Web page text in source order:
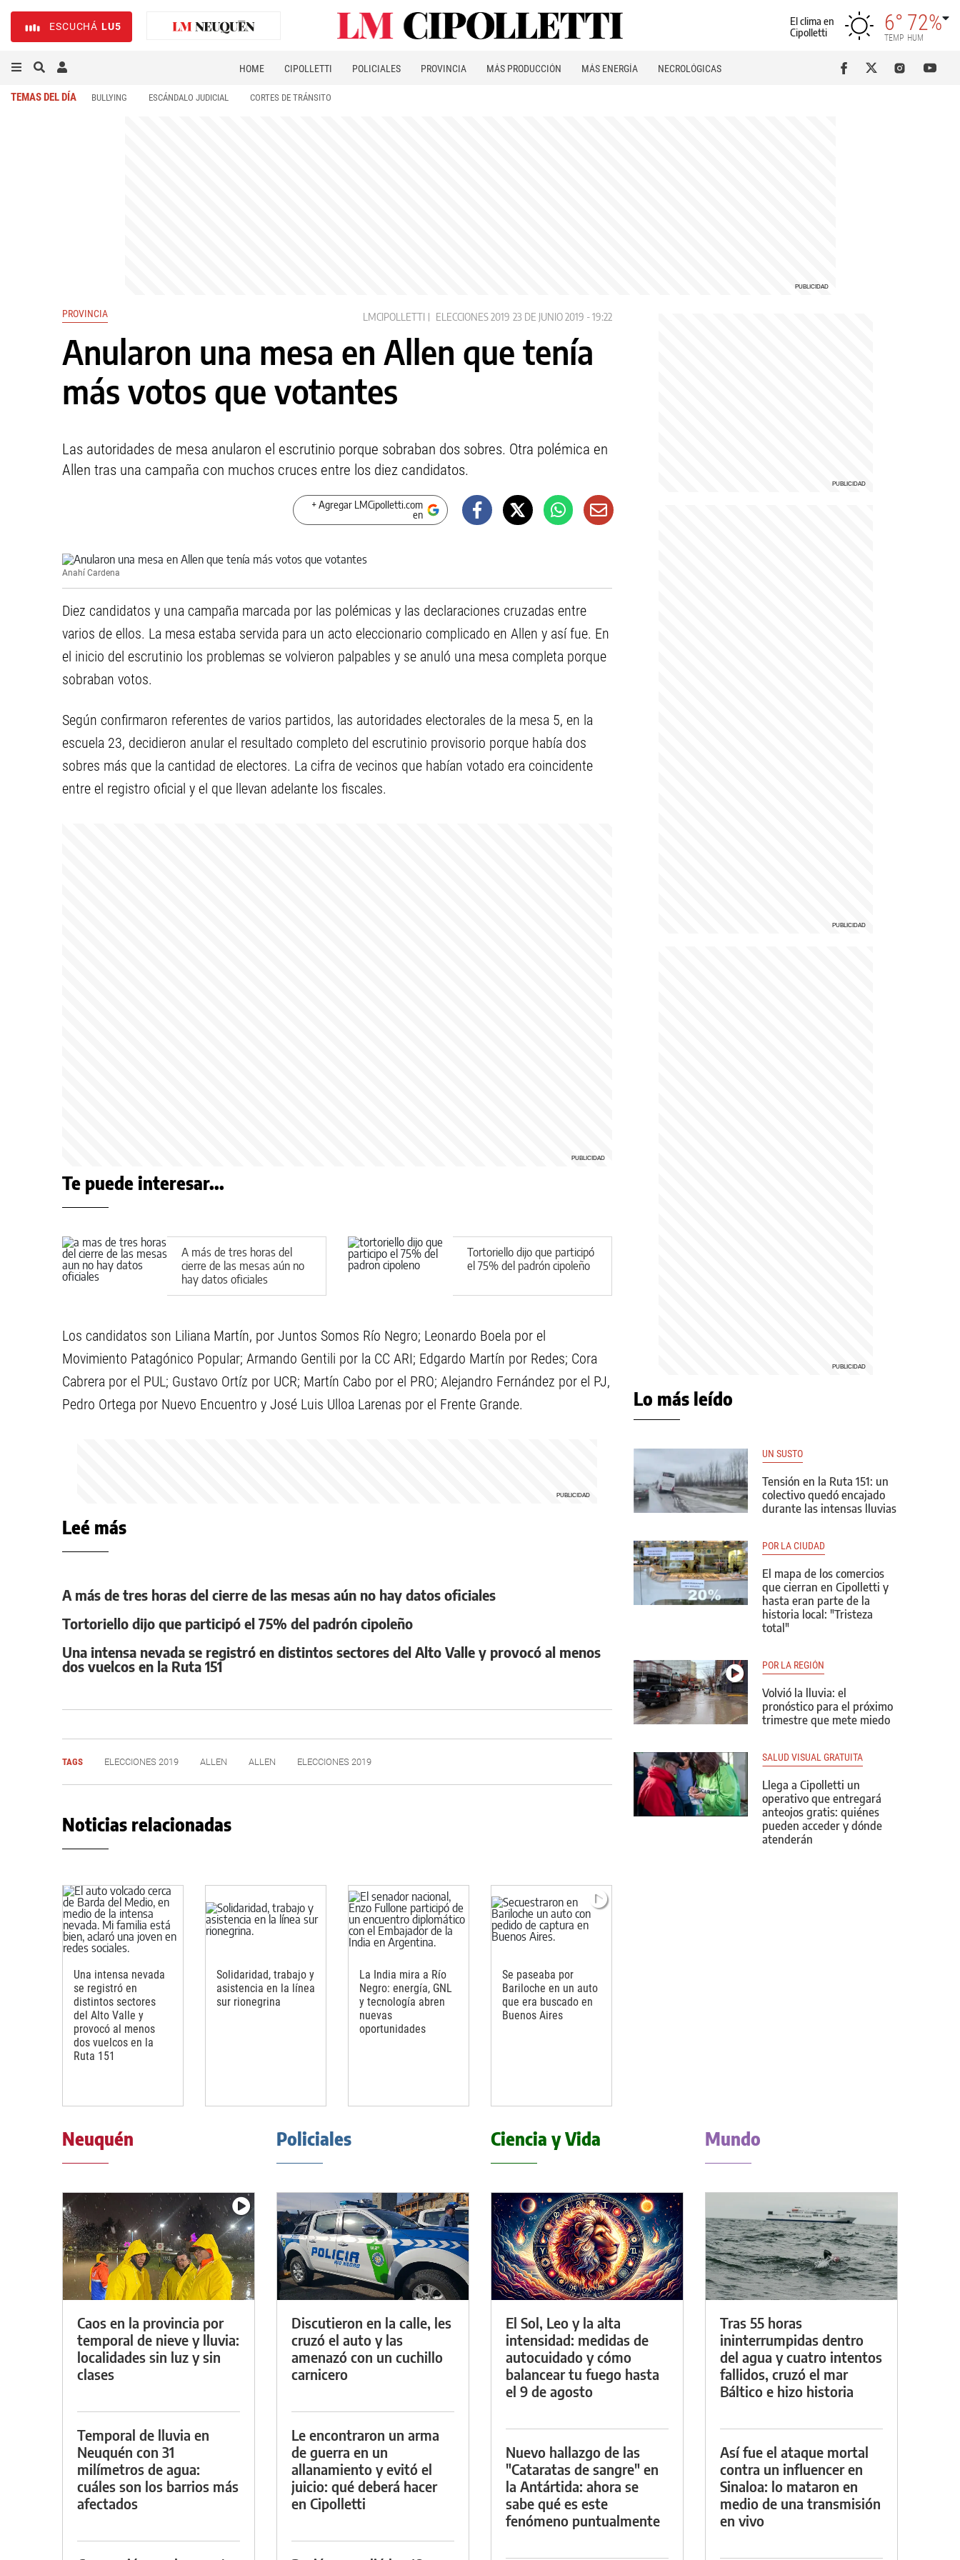
ESCUCHÁ LU5
El clima en
Cipolletti
6°
TEMP
72%
HUM
HOME CIPOLLETTI POLICIALES PROVINCIA MÁS PRODUCCIÓN MÁS ENERGÍA NECROLÓGICAS
TEMAS DEL DÍA BULLYING ESCÁNDALO JUDICIAL CORTES DE TRÁNSITO
PROVINCIA LMCIPOLLETTI ELECCIONES 2019 23 DE JUNIO 2019 - 19:22
Anularon una mesa en Allen que tenía
más votos que votantes
Las autoridades de mesa anularon el escrutinio porque sobraban dos sobres. Otra polémica en
Allen tras una campaña con muchos cruces entre los diez candidatos.
+ Agregar LMCipolletti.com
en
Anahí Cardena
Diez candidatos y una campaña marcada por las polémicas y las declaraciones cruzadas entre
varios de ellos. La mesa estaba servida para un acto eleccionario complicado en Allen y así fue. En
el inicio del escrutinio los problemas se volvieron palpables y se anuló una mesa completa porque
sobraban votos.
Según confirmaron referentes de varios partidos, las autoridades electorales de la mesa 5, en la
escuela 23, decidieron anular el resultado completo del escrutinio provisorio porque había dos
sobres más que la cantidad de electores. La cifra de vecinos que habían votado era coincidente
entre el registro oficial y el que llevan adelante los fiscales.
Te puede interesar...
A más de tres horas del
cierre de las mesas aún no
hay datos oficiales
Tortoriello dijo que participó
el 75% del padrón cipoleño
Los candidatos son Liliana Martín, por Juntos Somos Río Negro; Leonardo Boela por el
Movimiento Patagónico Popular; Armando Gentili por la CC ARI; Edgardo Martín por Redes; Cora
Cabrera por el PUL; Gustavo Ortíz por UCR; Martín Cabo por el PRO; Alejandro Fernández por el PJ,
Pedro Ortega por Nuevo Encuentro y José Luis Ulloa Larenas por el Frente Grande.
Leé más
A más de tres horas del cierre de las mesas aún no hay datos oficiales
Tortoriello dijo que participó el 75% del padrón cipoleño
Una intensa nevada se registró en distintos sectores del Alto Valle y provocó al menos
dos vuelcos en la Ruta 151
TAGS ELECCIONES 2019 ALLEN ALLEN ELECCIONES 2019
Noticias relacionadas
Una intensa nevada
se registró en
distintos sectores
del Alto Valle y
provocó al menos
dos vuelcos en la
Ruta 151
Solidaridad, trabajo y
asistencia en la línea
sur rionegrina
La India mira a Río
Negro: energía, GNL
y tecnología abren
nuevas
oportunidades
Se paseaba por
Bariloche en un auto
que era buscado en
Buenos Aires
Lo más leído
UN SUSTO
Tensión en la Ruta 151: un
colectivo quedó encajado
durante las intensas lluvias
POR LA CIUDAD
El mapa de los comercios
que cierran en Cipolletti y
hasta eran parte de la
historia local: "Tristeza
total"
POR LA REGIÓN
Volvió la lluvia: el
pronóstico para el próximo
trimestre que mete miedo
SALUD VISUAL GRATUITA
Llega a Cipolletti un
operativo que entregará
anteojos gratis: quiénes
pueden acceder y dónde
atenderán
Neuquén
Caos en la provincia por
temporal de nieve y lluvia:
localidades sin luz y sin
clases
Temporal de lluvia en
Neuquén con 31
milímetros de agua:
cuáles son los barrios más
afectados
Policiales
Discutieron en la calle, les
cruzó el auto y las
amenazó con un cuchillo
carnicero
Le encontraron un arma
de guerra en un
allanamiento y evitó el
juicio: qué deberá hacer
en Cipolletti
Ciencia y Vida
El Sol, Leo y la alta
intensidad: medidas de
autocuidado y cómo
balancear tu fuego hasta
el 9 de agosto
Nuevo hallazgo de las
"Cataratas de sangre" en
la Antártida: ahora se
sabe qué es este
fenómeno puntualmente
Mundo
Tras 55 horas
ininterrumpidas dentro
del agua y cuatro intentos
fallidos, cruzó el mar
Báltico e hizo historia
Así fue el ataque mortal
contra un influencer en
Sinaloa: lo mataron en
medio de una transmisión
en vivo